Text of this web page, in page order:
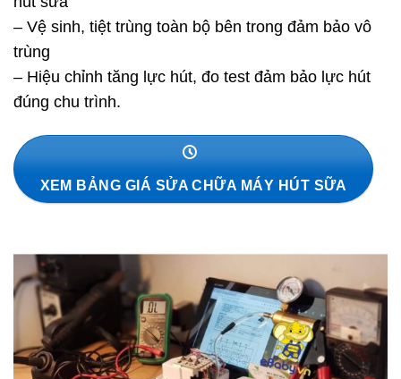
– Vệ sinh, tiệt trùng toàn bộ bên trong đảm bảo vô
trùng
– Hiệu chỉnh tăng lực hút, đo test đảm bảo lực hút
đúng chu trình.
XEM BẢNG GIÁ SỬA CHỮA MÁY HÚT SỮA